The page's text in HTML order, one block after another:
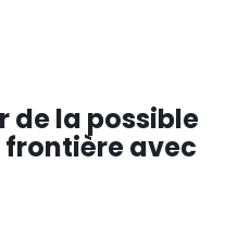
de la possible
avec